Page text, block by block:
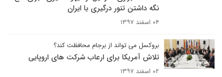
نگه داشتن تنور درگیری با ایران
۰۴ اسفند ۱۳۹۷
بروکسل می تواند از برجام محافظت کند؟
تلاش آمریکا برای ارعاب شرکت های اروپایی
۰۲ اسفند ۱۳۹۷